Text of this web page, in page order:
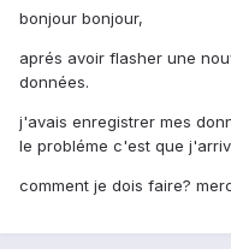
bonjour bonjour,
aprés avoir flasher une
données.
j'avais enregistrer mes
le probléme c'est que
comment je dois faire?